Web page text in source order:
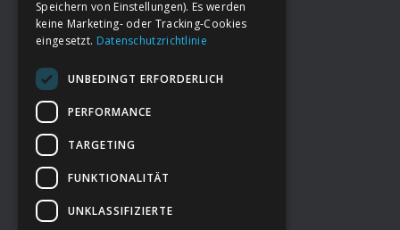
FooterDeine Spende
→ Impressum
→Kontakt zum PAO Team
Speichern von Einstellungen). Es werden
keine Marketing- oder Tracking-Cookies
eingesetzt. Datenschutzrichtlinie
UNBEDINGT ERFORDERLICH
PERFORMANCE
TARGETING
FUNKTIONALITÄT
UNKLASSIFIZIERTE